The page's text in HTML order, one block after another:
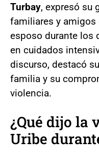
Turbay, expresó su
familiares y amigos
esposo durante los
en cuidados
discurso, destacó
familia y su
violencia.
¿Qué dijo la
Uribe